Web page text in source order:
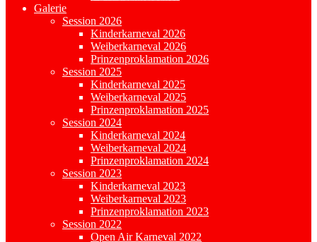
Galerie
Session 2026
Kinderkarneval 2026
Weiberkarneval 2026
Prinzenproklamation 2026
Session 2025
Kinderkarneval 2025
Weiberkarneval 2025
Prinzenproklamation 2025
Session 2024
Kinderkarneval 2024
Weiberkarneval 2024
Prinzenproklamation 2024
Session 2023
Kinderkarneval 2023
Weiberkarneval 2023
Prinzenproklamation 2023
Session 2022
Open Air Karneval 2022